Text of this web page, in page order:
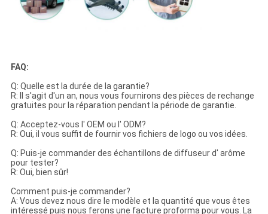
FAQ:
Q: Quelle est la durée de la garantie?
R: Il s'agit d'un an, nous vous fournirons des pièces de rechange
gratuites pour la réparation pendant la période de garantie.
Q: Acceptez-vous l' OEM ou l' ODM?
R: Oui, il vous suffit de fournir vos fichiers de logo ou vos idées.
Q: Puis-je commander des échantillons de diffuseur d' arôme
pour tester?
R: Oui, bien sûr!
Comment puis-je commander?
A: Vous devez nous dire le modèle et la quantité que vous êtes
intéressé puis nous ferons une facture proforma pour vous. La